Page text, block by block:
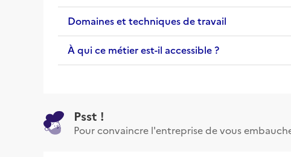
Domaines et techniques de travail
À qui ce métier est-il accessible ?
Psst !
Pour convaincre l'entreprise de vous